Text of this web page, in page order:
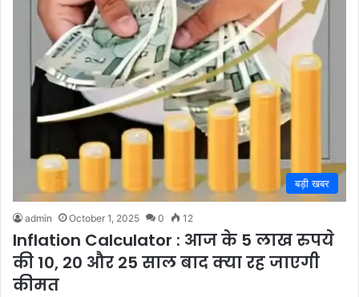
बड़ी खबर
admin October 1, 2025 0 12
Inflation Calculator : आज के 5 लाख रुपये
की 10, 20 और 25 साल बाद क्या रह जाएगी
कीमत